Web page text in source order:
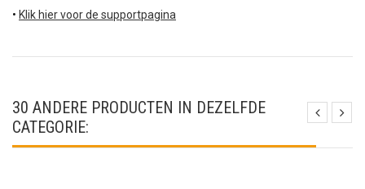
• Klik hier voor de supportpagina
30 ANDERE PRODUCTEN IN DEZELFDE
CATEGORIE: